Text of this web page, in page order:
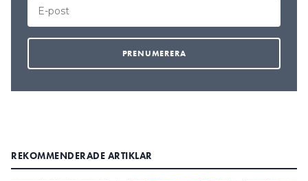
REKOMMENDERADE ARTIKLAR